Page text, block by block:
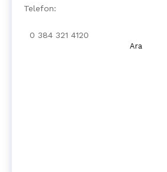
Telefon:
0 384 321 4120
Ara